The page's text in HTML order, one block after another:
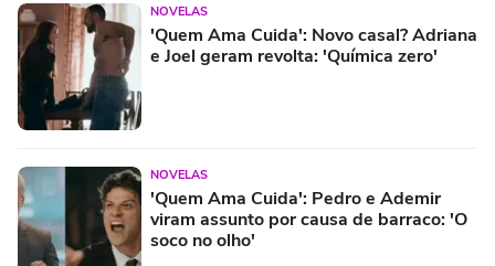
NOVELAS
'Quem Ama Cuida': Novo casal? Adriana
e Joel geram revolta: 'Química zero'
NOVELAS
'Quem Ama Cuida': Pedro e Ademir
viram assunto por causa de barraco: 'O
soco no olho'